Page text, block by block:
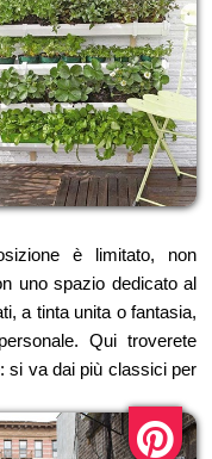
è limitato, non
uno spazio dedicato al
a tinta unita o fantasia,
Qui troverete
si va dai più classici per